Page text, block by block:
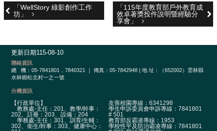
行
位
學
術
單
辦
學
「WellStory 綠影創作工作
坊」
「115年度教育部戶外教育成
效卓著獎投件說明暨經驗分
享會」
更新日期115-08-10
聯絡資訊
總
機：05-7841801，7840321 ｜ 傳真：05-7842948 | 地 址：（652002）雲林縣
水林鄉松北村一之一號
分機資訊
【行政單位】
教務處-主任：201、教學/幹事：
202、註冊：203、設備：204
學務處-主任：301、訓育/生輔：
302、衛生/幹事：303、健康中心：
友善校園專線：6341298
學生申訴委員會申訴專線：7841801
# 501
教育部反霸凌專線：1953
學校性平及防治霸凌專線：7841801